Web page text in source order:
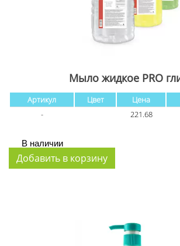
Мыло жидкое PRO
Артикул Цвет Цена
-
221.68
В наличии